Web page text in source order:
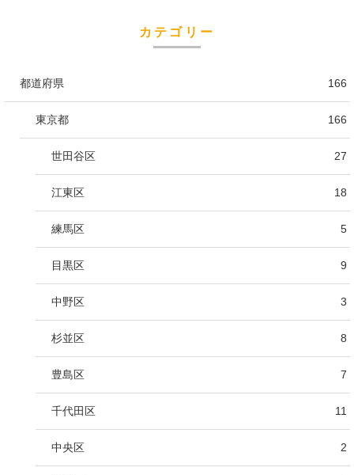
カテゴリー
都道府県 166
東京都 166
世田谷区 27
江東区 18
練馬区 5
目黒区 9
中野区 3
杉並区 8
豊島区 7
千代田区 11
中央区 2